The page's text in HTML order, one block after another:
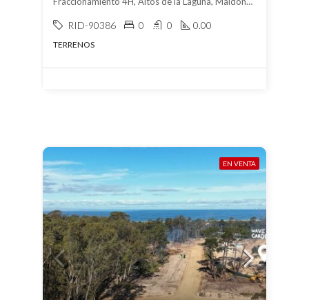
RID-90386 0 0 0.00
TERRENOS
EN VENTA